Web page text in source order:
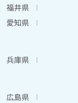
福井県
愛知県
兵庫県
広島県